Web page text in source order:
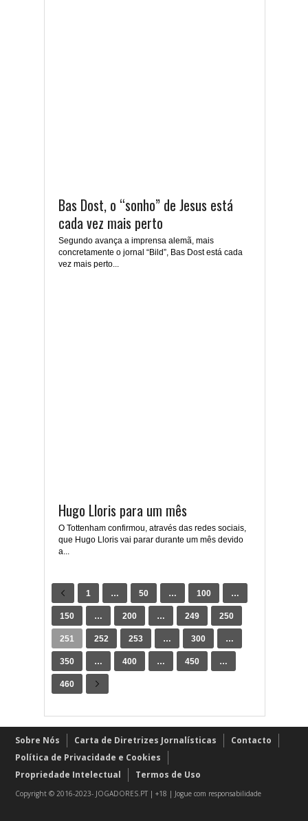
Bas Dost, o “sonho” de Jesus está
cada vez mais perto
Segundo avança a imprensa alemã, mais
concretamente o jornal “Bild”, Bas Dost está cada
vez mais perto...
Hugo Lloris para um mês
O Tottenham confirmou, através das redes sociais,
que Hugo Lloris vai parar durante um mês devido
a...
1 … 50 … 100 …
150 … 200 … 249 250
251 252 253 … 300 …
350 … 400 … 450 …
460
Sobre Nós Carta de Diretrizes Jornalísticas
Contacto
Política de Privacidade e Cookies
Propriedade Intelectual
Termos de Uso
Copyright © 2016-2023- JOGADORES.PT | +18 | Jogue com responsabilidade